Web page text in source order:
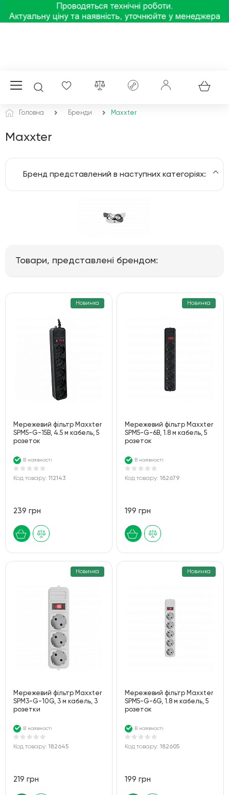
Головна Бренди Maxxter
Maxxter
Бренд представлений в наступних категоріях:
Товари, представлені брендом:
Новинка
Мережевий фільтр Maxxter
SPM5-G-15В, 4.5 м кабель, 5
розеток
В наявності
Код товару: 112143
239 грн
Новинка
Мережевий фільтр Maxxter
SPM5-G-6B, 1.8 м кабель, 5
розеток
В наявності
Код товару:182679
199 грн
Новинка
Мережевий фільтр Maxxter
SPM3-G-10G, 3 м кабель, 3
розетки
В наявності
Код товару: 182645
219 грн
Новинка
Мережевий фільтр Maxxter
SPM5-G-6G, 1.8 м кабель, 5
розеток
В наявності
Код товару:182605
199 грн